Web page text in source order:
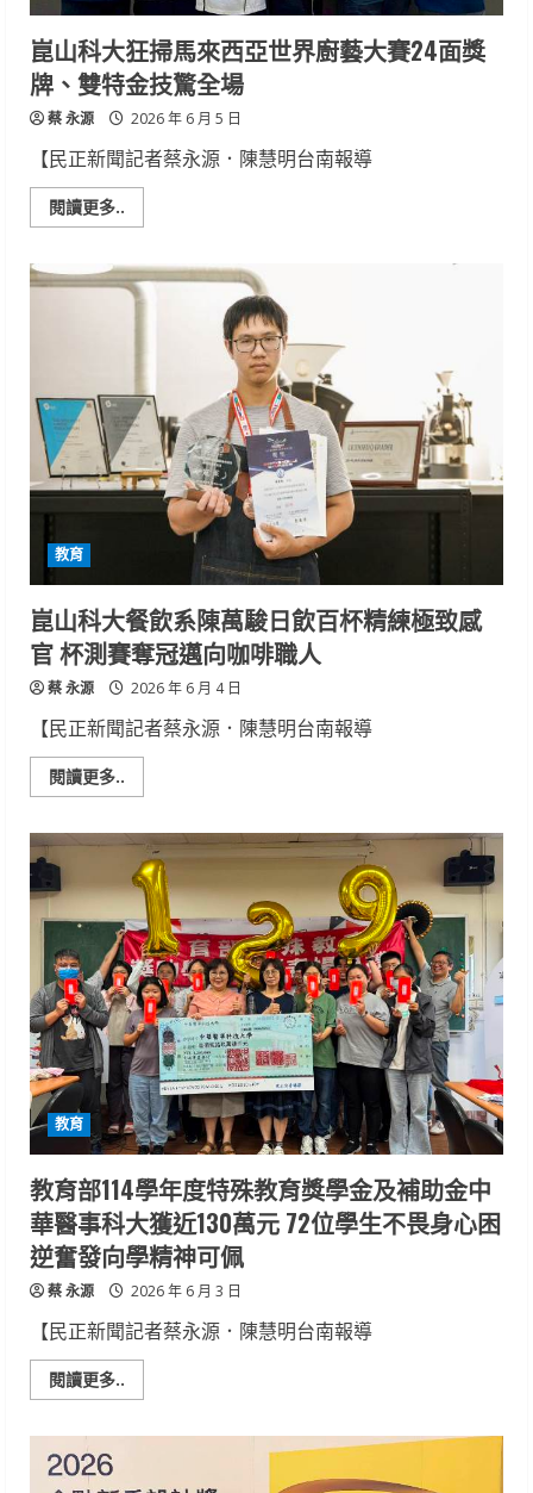
崑山科大狂掃馬來西亞世界廚藝大賽24面獎
牌、雙特金技驚全場
蔡 永源 2026 年 6 月 5 日
【民正新聞記者蔡永源．陳慧明台南報導
閱讀更多..
more
山
科
大
西
亞
世
界
廚
藝
大
雙
特
金
技
驚
全
場
教育
崑山科大餐飲系陳萬駿日飲百杯精練極致感
官 杯測賽奪冠邁向咖啡職人
蔡 永源 2026 年 6 月 4 日
【民正新聞記者蔡永源．陳慧明台南報導
閱讀更多..
more
山
大
餐
系
陳
萬
駿
日
飲
百
杯
精
練
極
致
感
官
杯
測
賽
奪
冠
邁
向
咖
啡
人
教育
教育部114學年度特殊教育獎學金及補助金中
華醫事科大獲近130萬元 72位學生不畏身心困
逆奮發向學精神可佩
蔡 永源 2026 年 6 月 3 日
【民正新聞記者蔡永源．陳慧明台南報導
閱讀更多..
more